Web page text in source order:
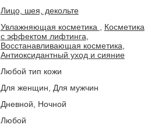
Лицо, шея, декольте
Увлажняющая косметика
Косметика
с эффектом лифтинга
Восстанавливающая косметика
Антиоксидантный уход и сияние
Любой тип кожи
Для женщин, Для мужчин
Дневной, Ночной
Любой